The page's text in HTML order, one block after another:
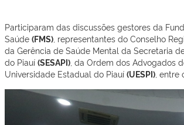
Participaram das discussões gestores da
Saúde (FMS) , representantes do Conselho
da Gerência de Saúde Mental da Secretaria
do Piauí (SESAPI) , da Ordem dos Advogados
Universidade Estadual do Piauí (UESPI) ,